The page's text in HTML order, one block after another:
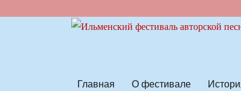
Главная О фестивале